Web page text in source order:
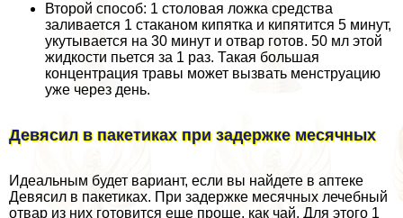
Второй способ: 1 столовая ложка средства
заливается 1 стаканом кипятка и кипятится 5 минут,
укутывается на 30 минут и отвар готов. 50 мл этой
жидкости пьется за 1 раз. Такая большая
концентрация травы может вызвать мeнcтpуацию
уже через день.
Девясил в пакетиках при задержке мecячных
Идеальным будет вариант, если вы найдете в аптеке
Девясил в пакетиках. При задержке мecячных лечебный
отвар из них готовится еще проще, как чай. Для этого 1